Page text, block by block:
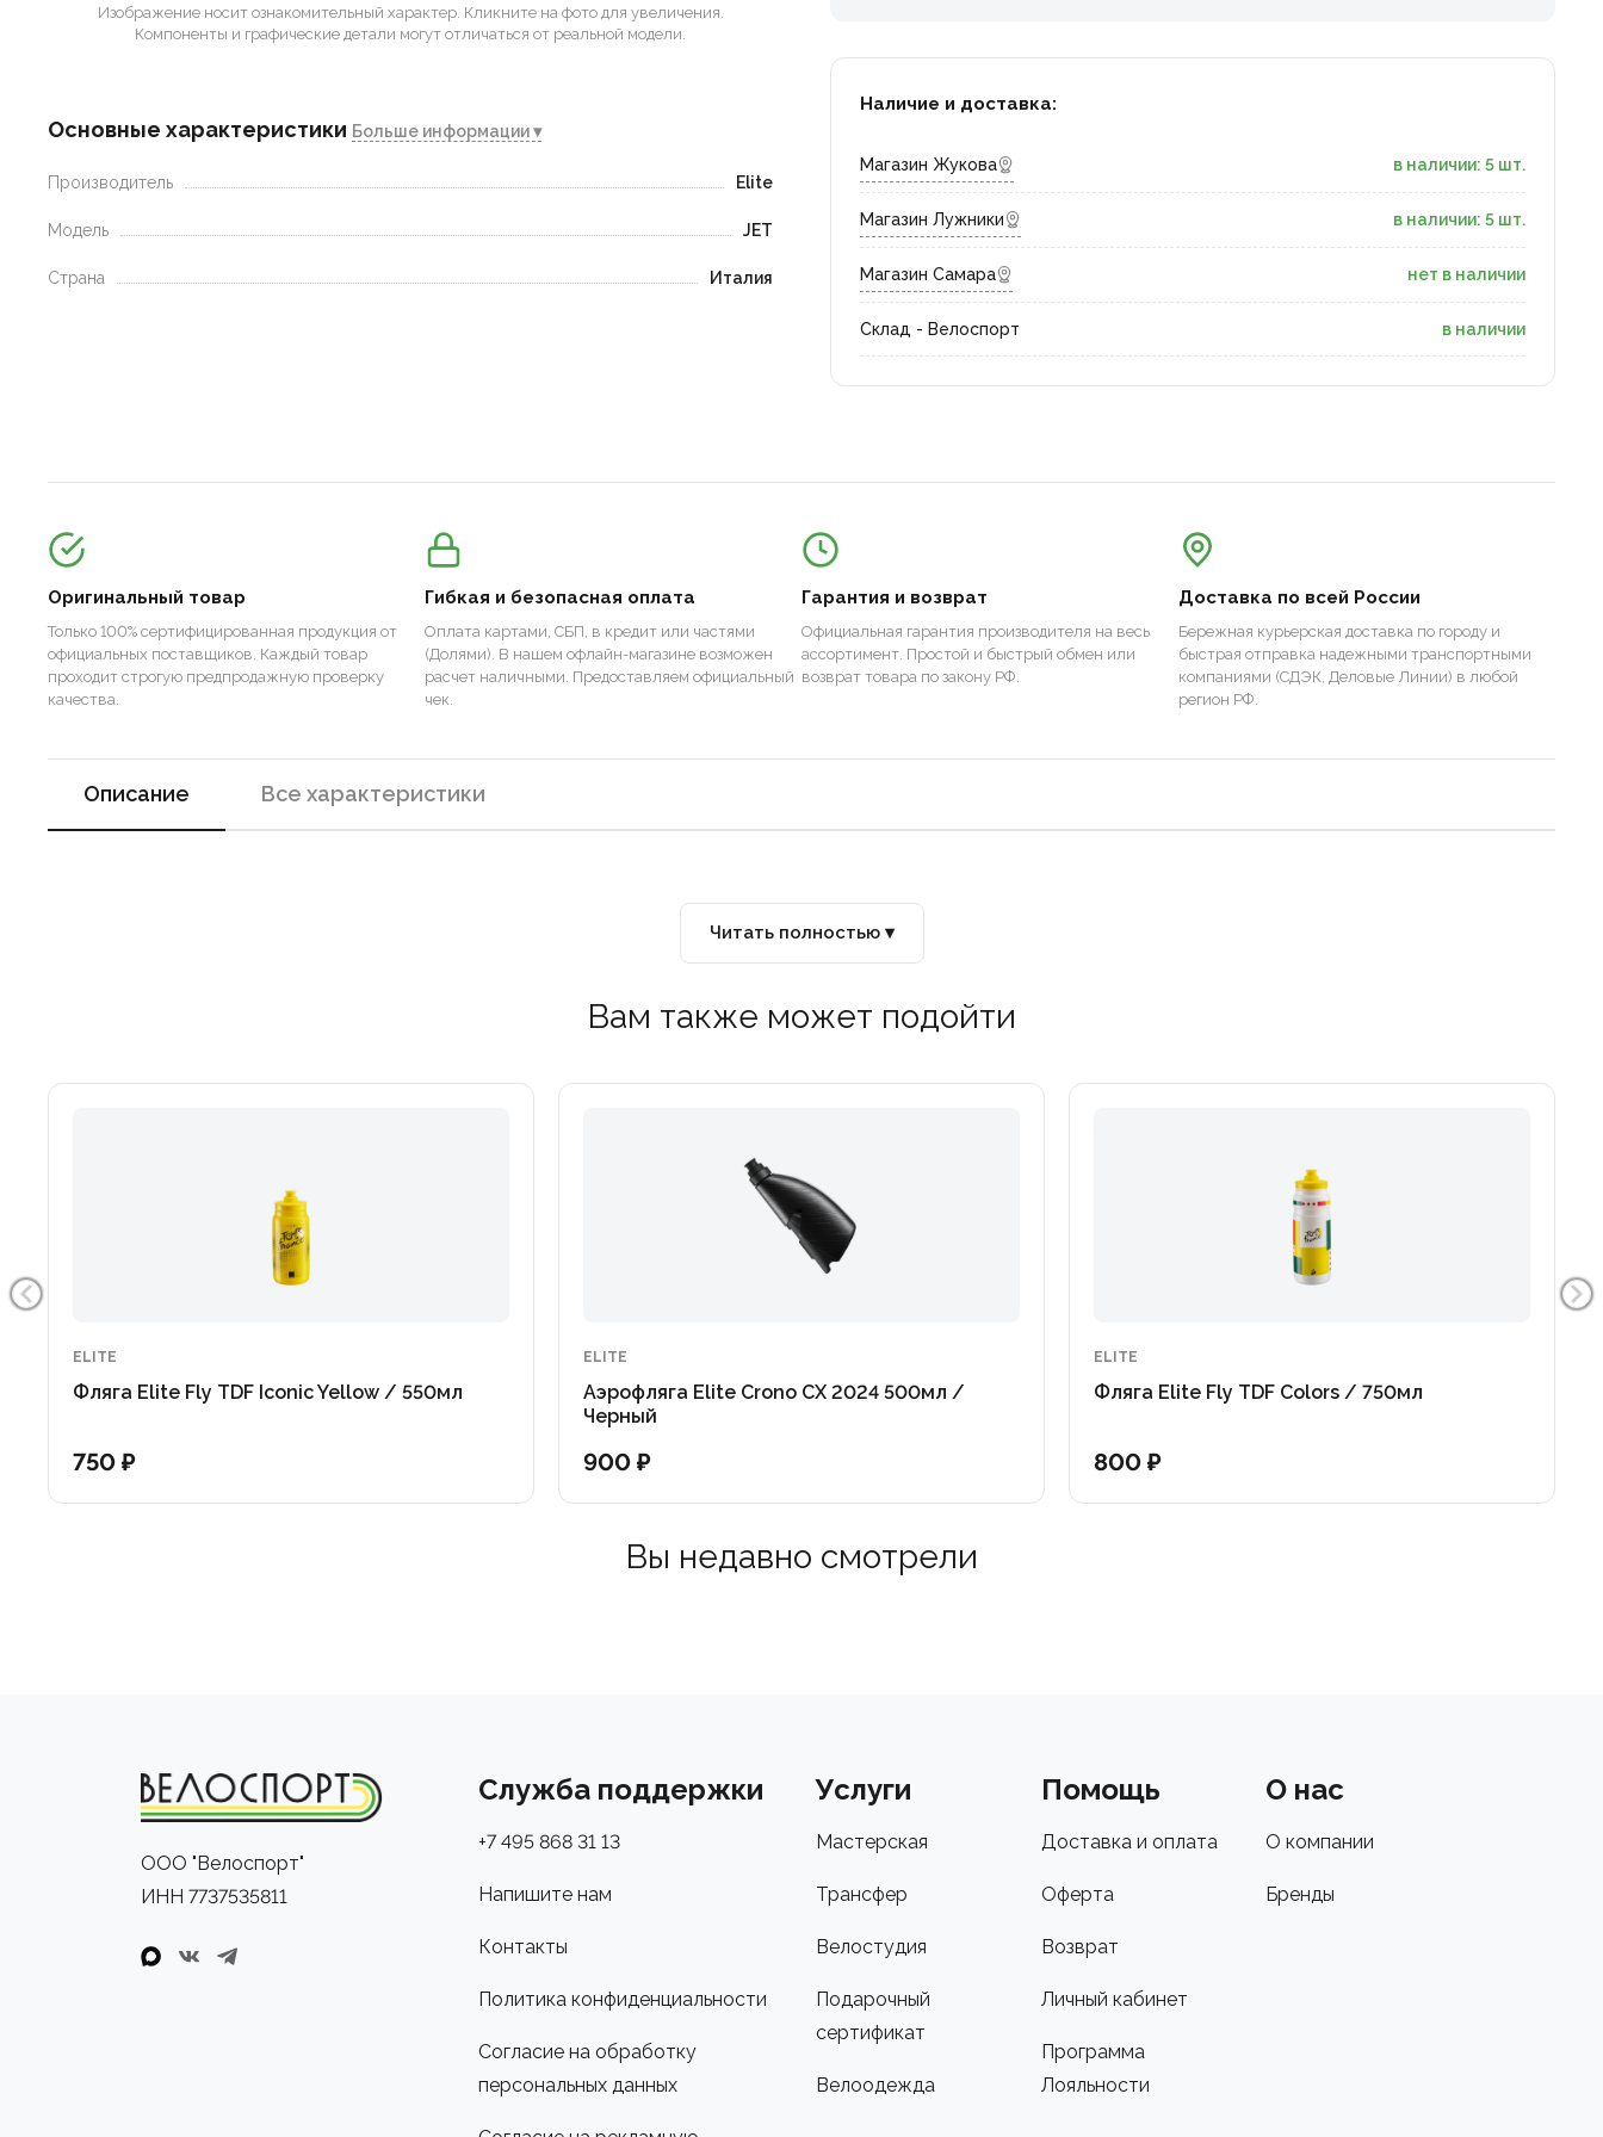
Изображение носит ознакомительный характер. Кликните на фото для увеличения.
Компоненты и графические детали могут отличаться от реальной модели.
Основные характеристики Больше информации ▾
Производитель Elite
Модель JET
Страна Италия
Наличие и доставка:
Магазин Жукова в наличии: 5 шт.
Магазин Лужники в наличии: 5 шт.
Магазин Самара нет в наличии
Склад - Велоспорт в наличии
Оригинальный товар
Только 100% сертифицированная продукция от
официальных поставщиков. Каждый товар
проходит строгую предпродажную проверку
качества.
Гибкая и безопасная оплата
Оплата картами, СБП, в кредит или частями
(Долями). В нашем офлайн-магазине возможен
расчет наличными. Предоставляем официальный
чек.
Гарантия и возврат
Официальная гарантия производителя на весь
ассортимент. Простой и быстрый обмен или
возврат товара по закону РФ.
Доставка по всей России
Бережная курьерская доставка по городу и
быстрая отправка надежными транспортными
компаниями (СДЭК, Деловые Линии) в любой
регион РФ.
Описание Все характеристики
Читать полностью ▾
Вам также может подойти
ELITE
Фляга Elite Fly TDF Iconic Yellow / 550мл
750 ₽
ELITE
Аэрофляга Elite Crono CX 2024 500мл /
Черный
900 ₽
ELITE
Фляга Elite Fly TDF Colors / 750мл
800 ₽
Вы недавно смотрели
ООО "Велоспорт"
ИНН 7737535811
Служба поддержки
+7 495 868 31 13
Напишите нам
Контакты
Политика конфиденциальности
Согласие на обработку
персональных данных
Услуги
Мастерская
Трансфер
Велостудия
Подарочный
сертификат
Велоодежда
Помощь
Доставка и оплата
Оферта
Возврат
Личный кабинет
Программа
Лояльности
О нас
О компании
Бренды